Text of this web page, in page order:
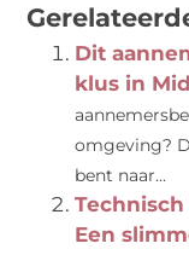
Dit
klus in
omgeving?
bent naar...
Een